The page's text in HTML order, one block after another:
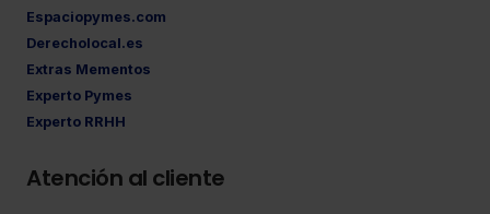
Espaciopymes.com
Derecholocal.es
Extras Mementos
Experto Pymes
Experto RRHH
Atención al cliente